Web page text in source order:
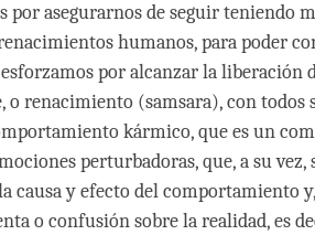
por asegurarnos de seguir teniendo
humanos, para poder
por alcanzar la
o renacimiento (samsara), con todos
kármico, que es un
perturbadoras, que, a su
causa y efecto del comportamiento
o confusión sobre la realidad, es